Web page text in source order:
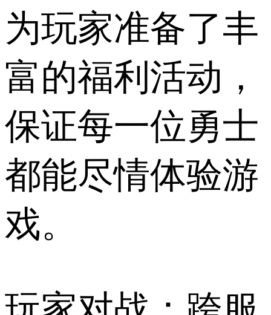
为玩家准备了丰
富的福利活动，
保证每一位勇士
都能尽情体验游
戏。